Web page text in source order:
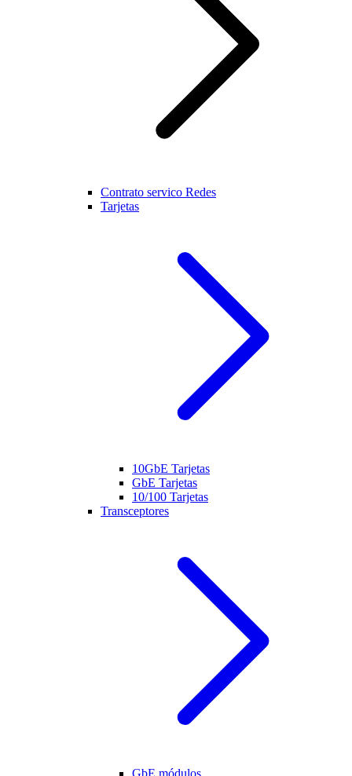
Contrato servico Redes
Tarjetas
10GbE Tarjetas
GbE Tarjetas
10/100 Tarjetas
Transceptores
GbE módulos